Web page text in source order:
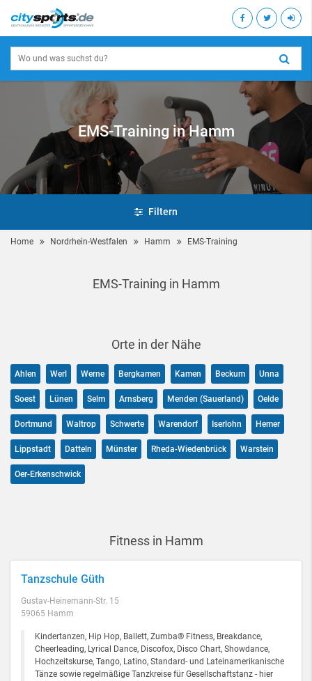
EMS-Training in Hamm
Filtern
Home Nordrhein-Westfalen Hamm EMS-Training
EMS-Training in Hamm
Orte in der Nähe
Ahlen Werl Werne Bergkamen Kamen Beckum Unna
Soest Lünen Selm Arnsberg Menden (Sauerland) Oelde
Dortmund Waltrop Schwerte Warendorf Iserlohn Hemer
Lippstadt Datteln Münster Rheda-Wiedenbrück Warstein
Oer-Erkenschwick
Fitness in Hamm
Tanzschule Güth
Gustav-Heinemann-Str. 15
59065 Hamm
Kindertanzen, Hip Hop, Ballett, Zumba® Fitness, Breakdance,
Cheerleading, Lyrical Dance, Discofox, Disco Chart, Showdance,
Hochzeitskurse, Tango, Latino, Standard- und Lateinamerikanische
Tänze sowie regelmäßige Tanzkreise für Gesellschaftstanz - hier